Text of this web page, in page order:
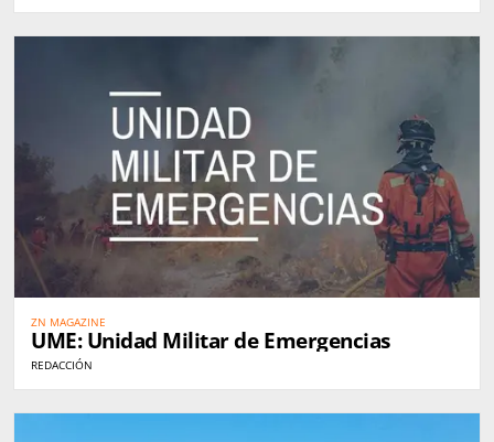
ZN MAGAZINE
UME: Unidad Militar de Emergencias
REDACCIÓN